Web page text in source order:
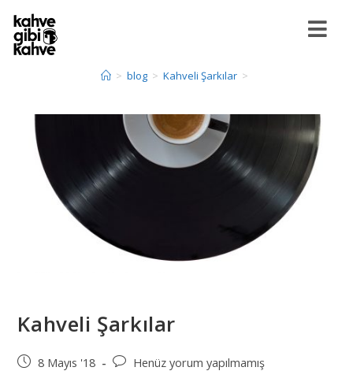
> blog > Kahveli Şarkılar >
Kahveli Şarkılar
8 Mayıs '18 Henüz yorum yapılmamış